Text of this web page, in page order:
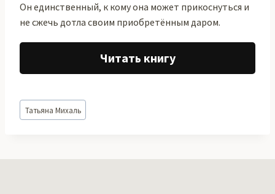
Он единственный, к кому она может прикоснуться и
не сжечь дотла своим приобретённым даром.
Читать книгу
Метки
записи:
Татьяна Михаль